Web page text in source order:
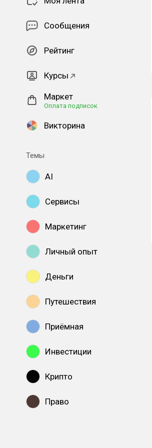
Сообщения
Рейтинг
Курсы
Маркет
Оплата подписок
Викторина
Темы
AI
Сервисы
Маркетинг
Личный опыт
Деньги
Путешествия
Приёмная
Инвестиции
Крипто
Право